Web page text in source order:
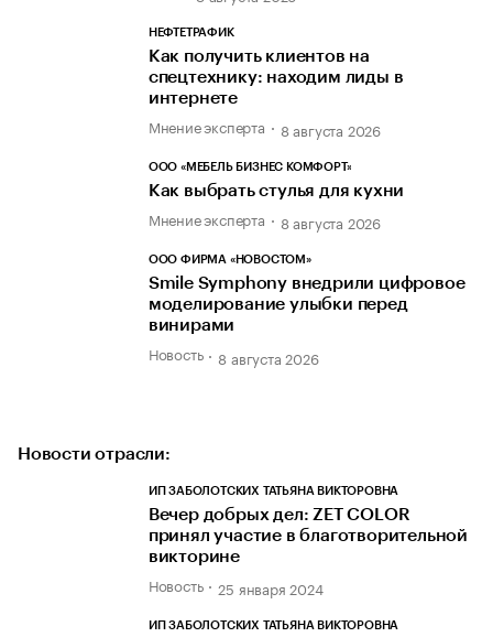
НЕФТЕТРАФИК
Как получить клиентов на
спецтехнику: находим лиды в
интернете
Мнение эксперта 8 августа 2026
ООО «МЕБЕЛЬ БИЗНЕС КОМФОРТ»
Как выбрать стулья для кухни
Мнение эксперта 8 августа 2026
ООО ФИРМА «НОВОСТОМ»
Smile Symphony внедрили цифровое
моделирование улыбки перед
винирами
Новость 8 августа 2026
Новости отрасли:
ИП ЗАБОЛОТСКИХ ТАТЬЯНА ВИКТОРОВНА
Вечер добрых дел: ZET COLOR
принял участие в благотворительной
викторине
Новость 25 января 2024
ИП ЗАБОЛОТСКИХ ТАТЬЯНА ВИКТОРОВНА